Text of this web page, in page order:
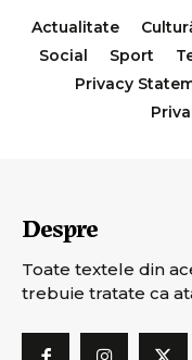
Actualitate
Social
Sport
Privacy
Despre
Toate textele din
trebuie tratate ca